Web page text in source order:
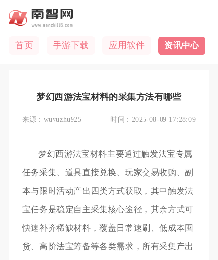
首页 手游下载 应用软件 资讯中心
梦幻西游法宝材料的采集方法有哪些
来源： wuyuzhu925 时间： 2025-08-09 17:28:09
梦幻西游法宝材料主要通过触发法宝专属
任务采集、道具直接兑换、玩家交易收购、副
本与限时活动产出四类方式获取，其中触发法
宝任务是稳定自主采集核心途径，其余方式可
快速补齐稀缺材料，覆盖日常速刷、低成本囤
货、高阶法宝筹备等各类需求，所有采集产出